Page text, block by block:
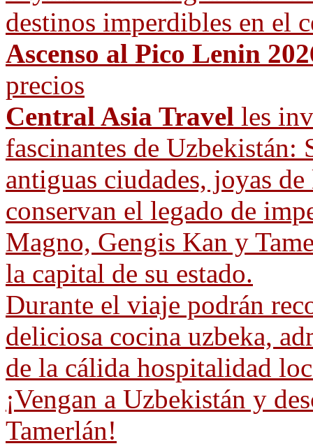
destinos imperdibles en el
Ascenso al Pico Lenin
precios
Central Asia Travel les
fascinantes de Uzbekistán:
antiguas ciudades, joyas
conservan el legado de
Magno, Gengis Kan y
la capital de su estado.
Durante el viaje podrán
deliciosa cocina uzbeka,
de la cálida hospitalidad
¡Vengan a Uzbekistán y
Tamerlán!